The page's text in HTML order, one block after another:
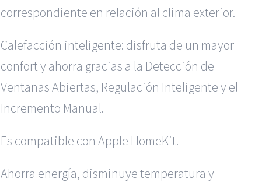
correspondiente en relación al clima exterior.
Calefacción inteligente: disfruta de un mayor
confort y ahorra gracias a la Detección de
Ventanas Abiertas, Regulación Inteligente y el
Incremento Manual.
Es compatible con Apple HomeKit.
Ahorra energía, disminuye temperatura y